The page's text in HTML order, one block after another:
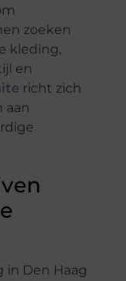
zoeken
kleding,
en
richt zich
aan
in Den Haag